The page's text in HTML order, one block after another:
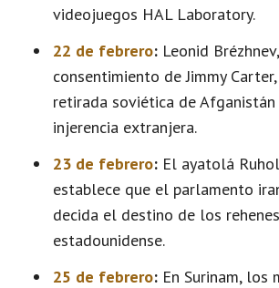
videojuegos HAL Laboratory.
22 de febrero: Leonid
consentimiento de Jimmy
retirada soviética de
injerencia extranjera.
23 de febrero: El ayatolá
establece que el parlamento
decida el destino de los
estadounidense.
25 de febrero: En Surinam,